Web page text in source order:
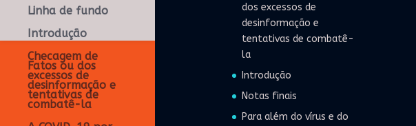
Linha de fundo
Introdução
Checagem de
Fatos ou dos
excessos de
desinformação e
tentativas de
combatê-la
dos excessos de
desinformação e
tentativas de combatê-
la
Introdução
Notas finais
Para além do vírus e do